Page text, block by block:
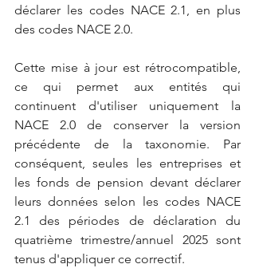
déclarer les codes NACE 2.1, en plus
des codes NACE 2.0.
Cette mise à jour est rétrocompatible,
ce qui permet aux entités qui
continuent d'utiliser uniquement la
NACE 2.0 de conserver la version
précédente de la taxonomie. Par
conséquent, seules les entreprises et
les fonds de pension devant déclarer
leurs données selon les codes NACE
2.1 des périodes de déclaration du
quatrième trimestre/annuel 2025 sont
tenus d'appliquer ce correctif.